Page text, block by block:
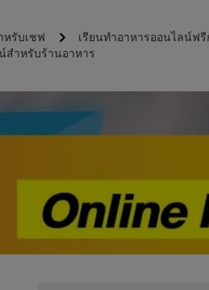
หรับเชฟ เรียนทำอาหารออนไลน์ฟ
สำหรับร้านอาหาร